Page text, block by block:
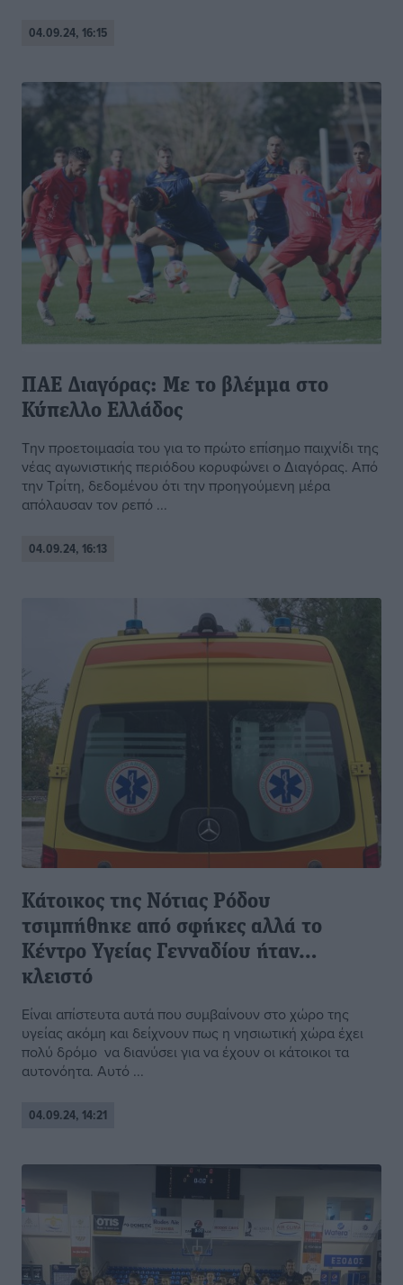
04.09.24, 16:15
ΠΑΕ Διαγόρας: Με το βλέμμα στο
Κύπελλο Ελλάδος
Την προετοιμασία του για το πρώτο επίσημο παιχνίδι της
νέας αγωνιστικής περιόδου κορυφώνει ο Διαγόρας. Από
την Τρίτη, δεδομένου ότι την προηγούμενη μέρα
απόλαυσαν τον ρεπό ...
04.09.24, 16:13
Κάτοικος της Νότιας Ρόδου
τσιμπήθηκε από σφήκες αλλά το
Κέντρο Υγείας Γενναδίου ήταν…
κλειστό
Είναι απίστευτα αυτά που συμβαίνουν στο χώρο της
υγείας ακόμη και δείχνουν πως η νησιωτική χώρα έχει
πολύ δρόμο να διανύσει για να έχουν οι κάτοικοι τα
αυτονόητα. Αυτό ...
04.09.24, 14:21